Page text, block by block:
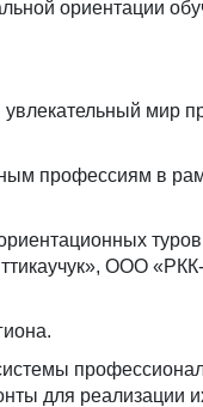
ориентации
увлекательный мир
профессиям в
ООО
для реализации